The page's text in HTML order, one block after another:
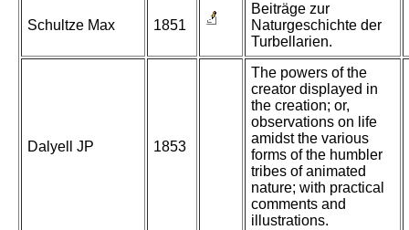
Schultze Max 1851
Beiträge zur
Naturgeschichte der
Turbellarien.
Dalyell JP 1853
The powers of the
creator displayed in
the creation; or,
observations on life
amidst the various
forms of the humbler
tribes of animated
nature; with practical
comments and
illustrations.